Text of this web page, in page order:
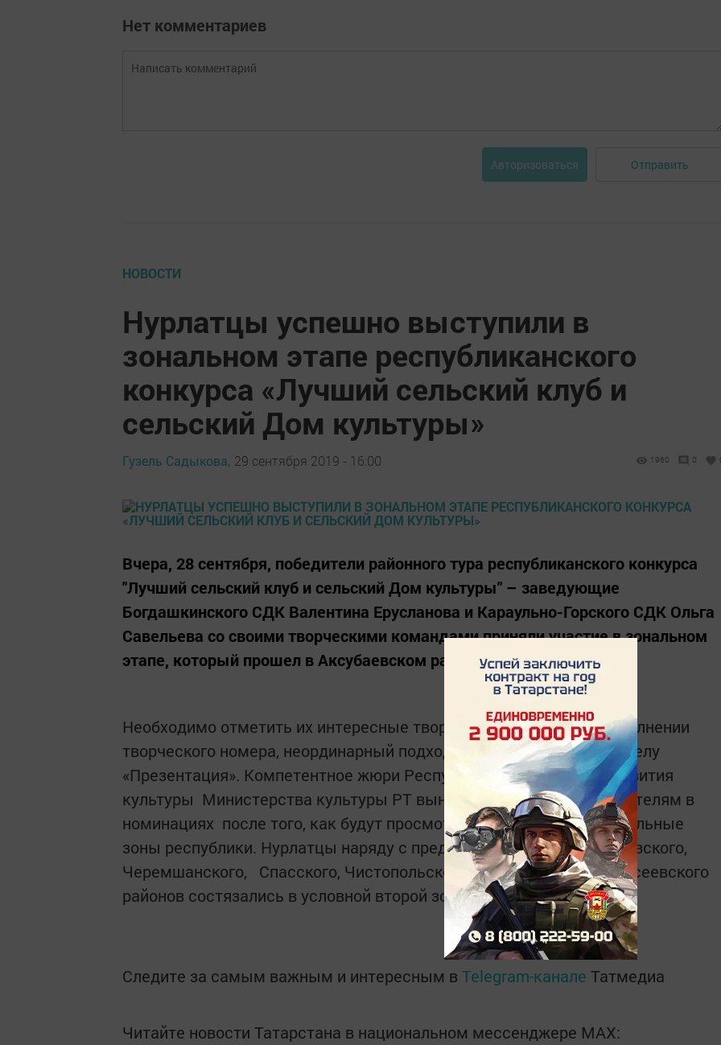
Нет комментариев
Авторизоваться Отправить
НОВОСТИ
Нурлатцы успешно выступили в
зональном этапе республиканского
конкурса «Лучший сельский клуб и
сельский Дом культуры»
Гузель Садыкова, 29 сентября 2019 - 16:00 1960 0
Вчера, 28 сентября, победители районного тура республиканского конкурса
"Лучший сельский клуб и сельский Дом культуры" – заведующие
Богдашкинского СДК Валентина Ерусланова и Караульно-Горского СДК Ольга
Савельева со своими творческими командами приняли участие в зональном
этапе, который прошел в Аксубаевском районе.
Необходимо отметить их интересные творческие находки при исполнении
творческого номера, неординарный подход к выступлению по разделу
«Презентация». Компетентное жюри Республиканского центра развития
культуры Министерства культуры РТ вынесет решения по победителям в
номинациях после того, как будут просмотрены другие территориальные
зоны республики. Нурлатцы наряду с представителями из Аксубаевского,
Черемшанского, Спасского, Чистопольского, Алькеевского и Алексеевского
районов состязались в условной второй зоне.
Следите за самым важным и интересным в Telegram-канале Татмедиа
Читайте новости Татарстана в национальном мессенджере MАХ: